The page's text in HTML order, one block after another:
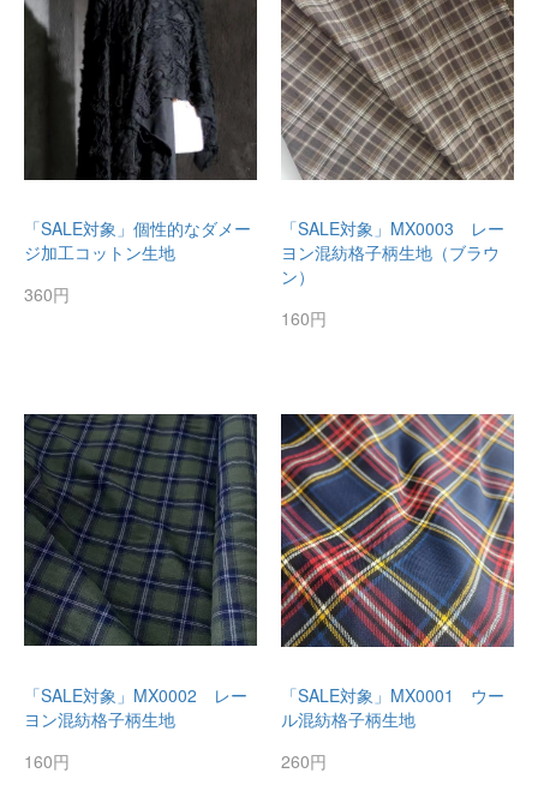
「SALE対象」個性的なダメー
ジ加工コットン生地
360円
「SALE対象」MX0003 レー
ヨン混紡格子柄生地（ブラウ
ン）
160円
「SALE対象」MX0002 レー
ヨン混紡格子柄生地
160円
「SALE対象」MX0001 ウー
ル混紡格子柄生地
260円